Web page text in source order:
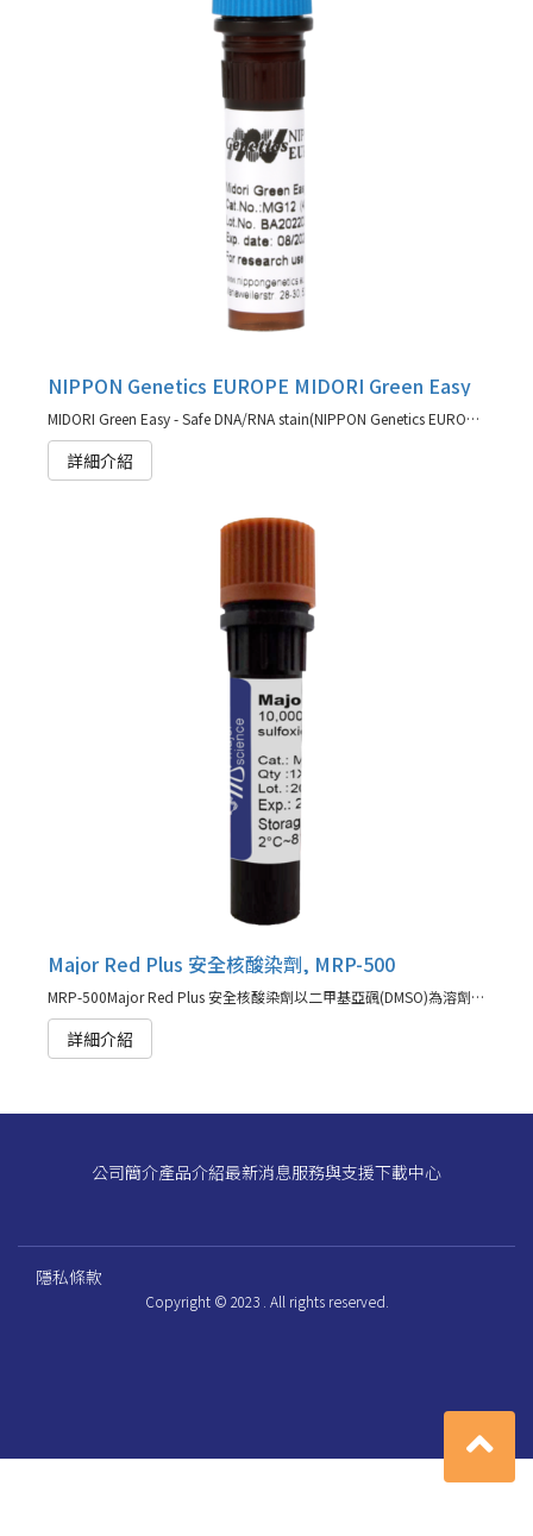
NIPPON Genetics EUROPE MIDORI Green Easy
MIDORI Green Easy - Safe DNA/RNA stain(NIPPON Genetics EUROPE 代理商)
詳細介紹
Major Red Plus 安全核酸染劑, MRP-500
MRP-500Major Red Plus 安全核酸染劑以二甲基亞碸(DMSO)為溶劑的10,000倍濃縮液
詳細介紹
公司簡介產品介紹最新消息服務與支援下載中心
隱私條款
Copyright © 2023 . All rights reserved.